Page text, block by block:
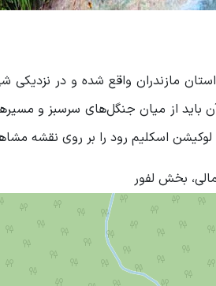
مازندران واقع شده و در نزدیکی
باید از میان جنگل‌های سرسبز و
اسکلیم رود را بر روی نقشه
بخش لفور